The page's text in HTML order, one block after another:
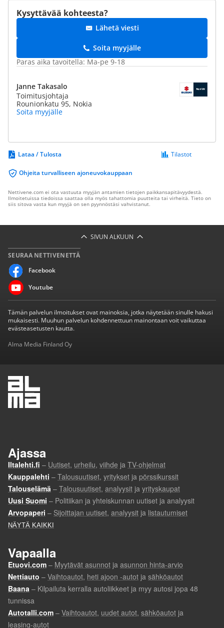
Kysyttävää kohteesta?
Lähetä viesti
Soita myyjälle
Paras aika tavoitella: Ma-pe 9-18
Janne Takasalo
Toimitusjohtaja
Rounionkatu 95, Nokia
Soita myyjälle
Lataa / Tulosta
Ohjeita turvalliseen ajoneuvokauppaan
Tilastot
Nettivene.com ei ota vastuuta myyjän antamien tietojen paikkansapitävyydestä.
Ilmoitetuissa tiedoissa saattaa olla myös tahattomia puutteita tai virheitä. Tieto on
siis sitova vasta kun myyjä on sen pyynnöstäsi vahvistanut.
SIVUN ALKUUN
SEURAA NETTIVENETTÄ
Facebook
Youtube
Tämän palvelun ilmoitukset ovat mainoksia, jotka näytetään sinulle hakusi
mukaisesti. Muuhun palvelun kohdennettuun mainontaan voit vaikuttaa
evästeasetusten kautta.
Alma Media Finland Oy